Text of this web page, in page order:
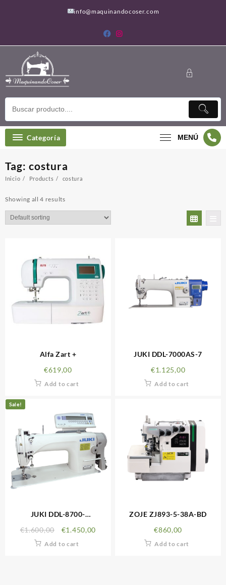
info@maquinandocoser.com
Categoría MENÚ
Tag: costura
Inicio Products costura
Showing all 4 results
Alfa Zart +
€619,00
Add to cart
JUKI DDL-7000AS-7
€1.125,00
Add to cart
Sale!
JUKI DDL-8700-
€1.600,00 €1.450,00
Add to cart
ZOJE ZJ893-5-38A-BD
€860,00
Add to cart